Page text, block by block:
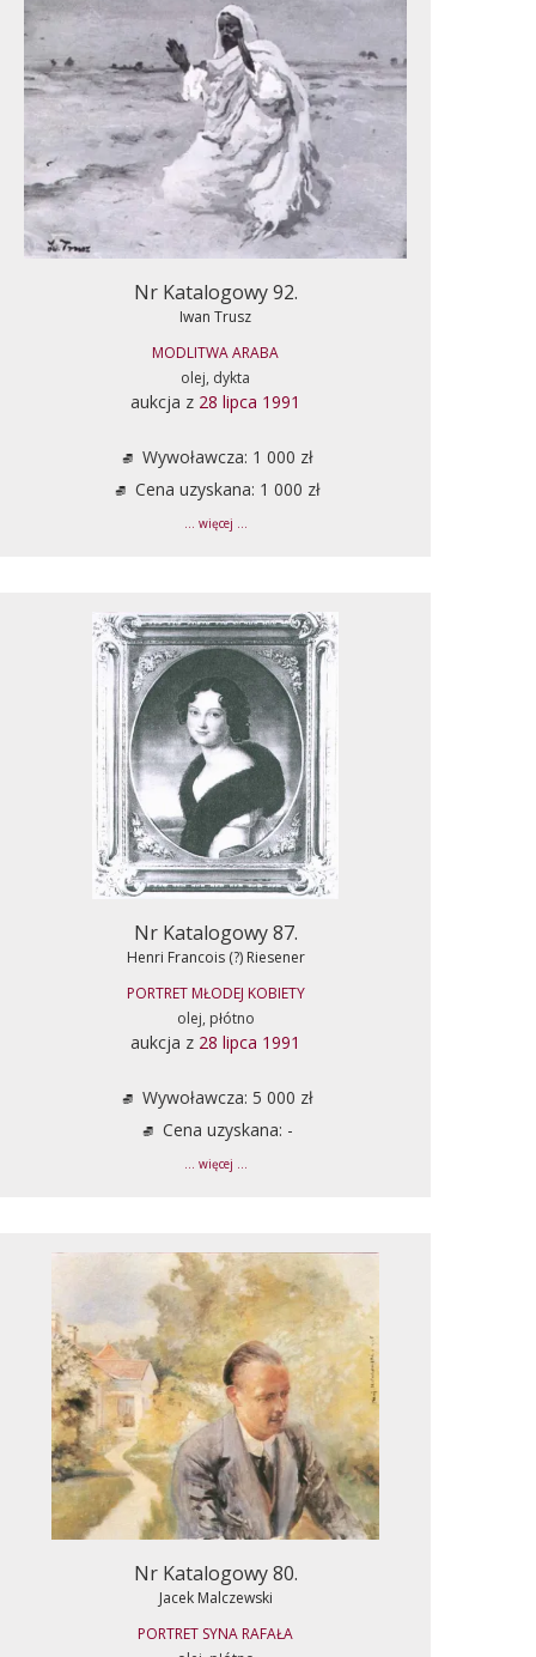
Nr Katalogowy 92.
Iwan Trusz
MODLITWA ARABA
olej, dykta
aukcja z 28 lipca 1991
Wywoławcza: 1 000 zł
Cena uzyskana: 1 000 zł
... więcej ...
Nr Katalogowy 87.
Henri Francois (?) Riesener
PORTRET MŁODEJ KOBIETY
olej, płótno
aukcja z 28 lipca 1991
Wywoławcza: 5 000 zł
Cena uzyskana: -
... więcej ...
Nr Katalogowy 80.
Jacek Malczewski
PORTRET SYNA RAFAŁA